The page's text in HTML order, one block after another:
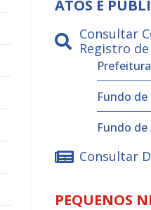
ATOS E
Consultar
Registro
Prefeitura
Fundo de
Fundo de
Consultar
PEQUENOS